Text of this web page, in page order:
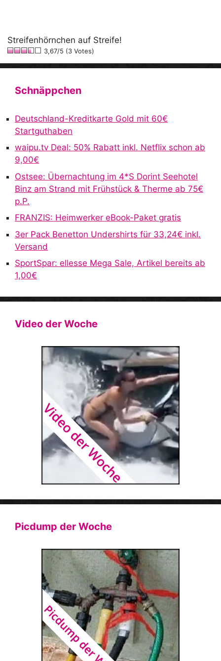
Streifenhörnchen auf Streife!
3,67/5 (3 Votes)
Schnäppchen
Deutschland-Kreditkarte Gold mit 60€
Startguthaben
waipu.tv Deal: 50% Rabatt inkl. Netflix schon ab
9,00€
Ostsee: Übernachtung im 4*S Dorint Seehotel
Binz am Strand mit Frühstück & Therme ab 75€
p.P.
FRANZIS: Heimwerker eBook-Paket gratis
3er Pack Benetton Undershirts für 33,24€ inkl.
Versand
SportSpar: ellesse Mega Sale, Artikel bereits ab
1,00€
Video der Woche
Picdump der Woche